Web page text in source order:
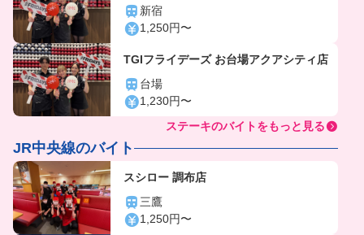
新宿
1,250円〜
TGIフライデーズ お台場アクアシティ店
台場
1,230円〜
ステーキのバイトをもっと見る
JR中央線のバイト
スシロー 調布店
三鷹
1,250円〜